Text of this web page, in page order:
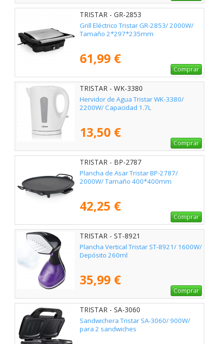
TRISTAR - GR-2853
Grill Eléctrico Tristar GR-2853/ 2000W/
Tamaño 2*297*235mm
61,99 €
Comprar
TRISTAR - WK-3380
Hervidor de Agua Tristar WK-3380/
2200W/ Capacidad 1.7L
13,50 €
Comprar
TRISTAR - BP-2787
Plancha de Asar Tristar BP-2787/
2000W/ Tamaño 400*400mm
42,25 €
Comprar
TRISTAR - ST-8921
Plancha Vertical Tristar ST-8921/ 1600W/
Depósito 260ml
35,99 €
Comprar
TRISTAR - SA-3060
Sandwichera Tristar SA-3060/ 900W/
para 2 sandwiches